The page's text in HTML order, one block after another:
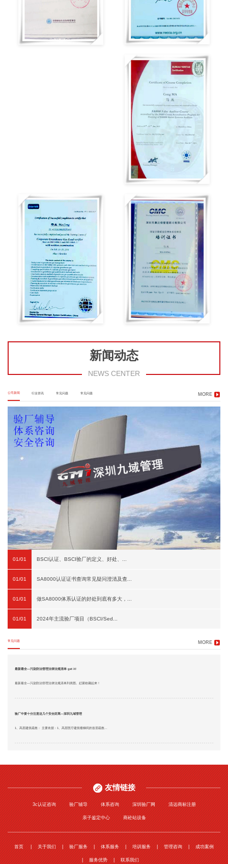
新闻动态
NEWS CENTER
公司新闻 行业资讯 常见问题 常见问题 MORE
01/01 BSCI认证、BSCI验厂的定义、好处、...
01/01 SA8000认证证书查询常见疑问澄清及查...
01/01 做SA8000体系认证的好处到底有多大，...
01/01 2024年主流验厂项目（BSCI/Sed...
常见问题 MORE
最新最全—污染防治管理法律法规清单 get it!
最新最全—污染防治管理法律法规清单列表图。赶紧收藏起来！
验厂中要十分注意这几个安全距离—深圳九域管理
1、高层建筑疏散： 主要依据：1、高层医疗建筑楼梯间的首层疏散...
友情链接
3c认证咨询 验厂辅导 体系咨询 深圳验厂网 清远商标注册
亲子鉴定中心 商砼站设备
首页 关于我们 验厂服务 体系服务 培训服务 管理咨询 成功案例
服务优势 联系我们